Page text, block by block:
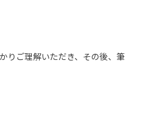
りご理解いただき、その後、筆